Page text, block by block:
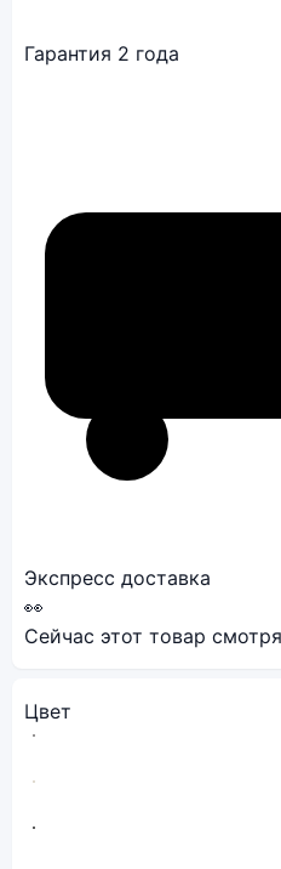
Гарантия 2 года
Экспресс доставка
👀
Сейчас этот товар
Цвет